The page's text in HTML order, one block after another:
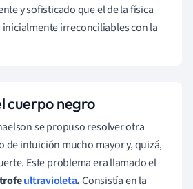
y sofisticado que el de la física
inicialmente irreconciliables con la
cuerpo negro
se propuso resolver otra
de intuición mucho mayor y, quizá,
Este problema era llamado el
ultravioleta.Consistía en la